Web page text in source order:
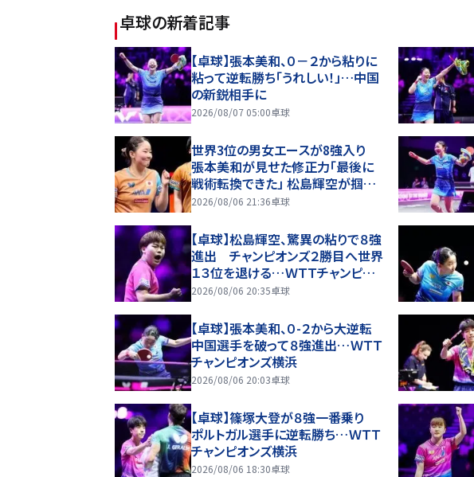
卓球の新着記事
【卓球】張本美和、０－２から粘りに
粘って逆転勝ち「うれしい！」…中国
の新鋭相手に
2026/08/07 05:00卓球
世界3位の男女エースが8強入り
張本美和が見せた修正力「最後に
戦術転換できた」 松島輝空が掴ん
だ逆転力「一球ずつ粘り強く」【WTT
2026/08/06 21:36卓球
【卓球】松島輝空、驚異の粘りで８強
進出 チャンピオンズ２勝目へ世界
１３位を退ける…ＷＴＴチャンピオン
ズ横浜
2026/08/06 20:35卓球
【卓球】張本美和、０-２から大逆転
中国選手を破って８強進出…ＷＴＴ
チャンピオンズ横浜
2026/08/06 20:03卓球
【卓球】篠塚大登が８強一番乗り
ポルトガル選手に逆転勝ち…ＷＴＴ
チャンピオンズ横浜
2026/08/06 18:30卓球